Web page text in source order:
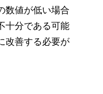
数値が低い場合
十分である可能
改善する必要が